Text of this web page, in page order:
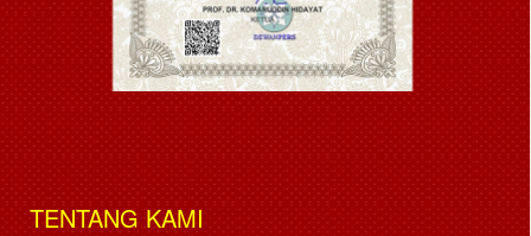
TENTANG KAMI